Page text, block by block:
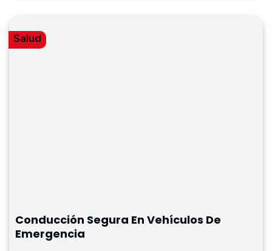
Salud
Conducción Segura En Vehículos De
Emergencia